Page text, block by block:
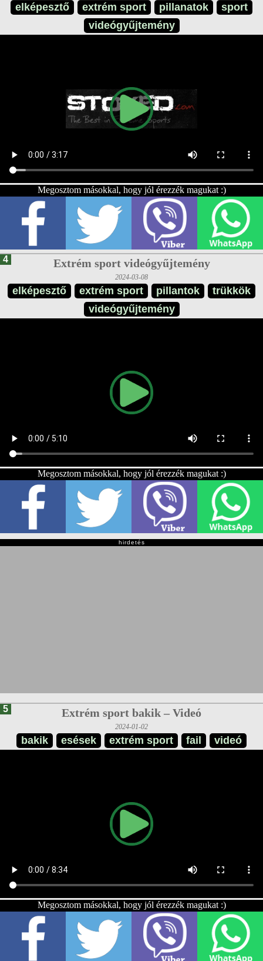
elképesztő extrém sport pillanatok
sport
videógyűjtemény
Megosztom másokkal, hogy jól érezzék magukat :)
4 Extrém sport videógyűjtemény
2024-03-08
elképesztő extrém sport pillantok
trükkök
videógyűjtemény
Megosztom másokkal, hogy jól érezzék magukat :)
hirdetés
5 Extrém sport bakik – Videó
2024-01-02
bakik esések extrém sport fail videó
Megosztom másokkal, hogy jól érezzék magukat :)